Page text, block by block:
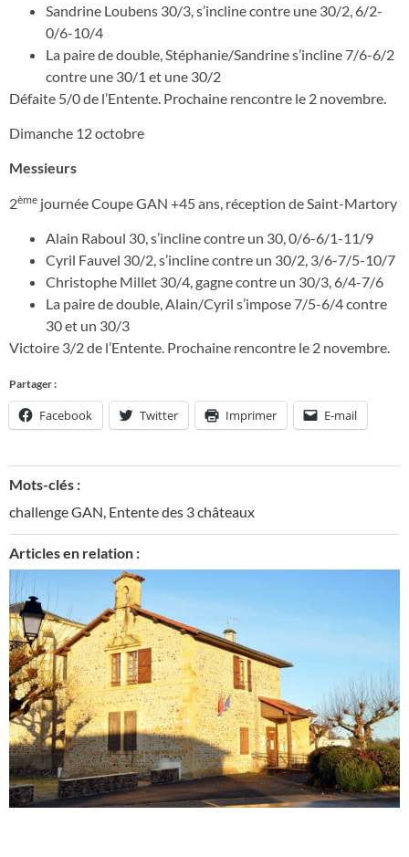
Sandrine Loubens 30/3, s’incline contre une 30/2, 6/2-
0/6-10/4
La paire de double, Stéphanie/Sandrine s’incline 7/6-6/2
contre une 30/1 et une 30/2
Défaite 5/0 de l’Entente. Prochaine rencontre le 2 novembre.
Dimanche 12 octobre
Messieurs
2ème journée Coupe GAN +45 ans, réception de Saint-Martory
Alain Raboul 30, s’incline contre un 30, 0/6-6/1-11/9
Cyril Fauvel 30/2, s’incline contre un 30/2, 3/6-7/5-10/7
Christophe Millet 30/4, gagne contre un 30/3, 6/4-7/6
La paire de double, Alain/Cyril s’impose 7/5-6/4 contre
30 et un 30/3
Victoire 3/2 de l’Entente. Prochaine rencontre le 2 novembre.
Partager :
Facebook Twitter Imprimer E-mail
Mots-clés :
challenge GAN, Entente des 3 châteaux
Articles en relation :